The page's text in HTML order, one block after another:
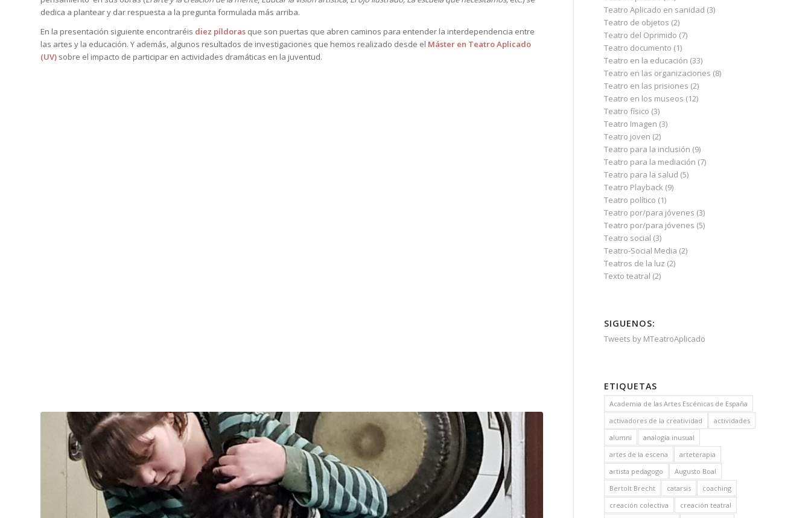
dedica a plantear y dar respuesta a la pregunta formulada más arriba.
En la presentación siguiente encontraréis diez píldoras que son puertas que abren caminos para entender la interdependencia entre
las artes y la educación. Y además, algunos resultados de investigaciones que hemos realizado desde el Máster en Teatro Aplicado
(UV) sobre el impacto de participar en actividades dramáticas en la juventud.
Teatro Aplicado en sanidad (3)
Teatro de objetos (2)
Teatro del Oprimido (7)
Teatro documento (1)
Teatro en la educación (33)
Teatro en las organizaciones (8)
Teatro en las prisiones (2)
Teatro en los museos (12)
Teatro físico (3)
Teatro Imagen (3)
Teatro joven (2)
Teatro para la inclusión (9)
Teatro para la mediación (7)
Teatro para la salud (5)
Teatro Playback (9)
Teatro político (1)
Teatro por/para jóvenes (3)
Teatro por/para jóvenes (5)
Teatro social (3)
Teatro-Social Media (2)
Teatros de la luz (2)
Texto teatral (2)
SIGUENOS:
Tweets by MTeatroAplicado
ETIQUETAS
Academia de las Artes Escénicas de España
activadores de la creatividad
actividades
alumni
analogía inusual
artes de la escena
arteterapia
artista pedagogo
Augusto Boal
Bertolt Brecht
catarsis
coaching
creación colectiva
creación teatral